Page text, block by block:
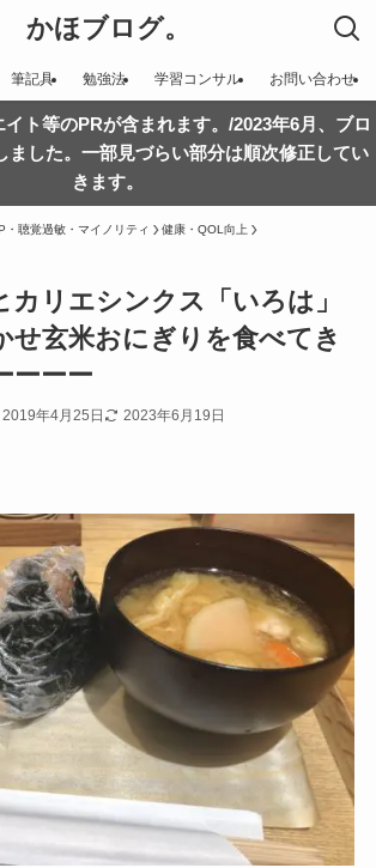
かほブログ。
筆記具 勉強法 学習コンサル お問い合わせ
ト等のPRが含まれます。/2023年6月、ブロ
ました。一部見づらい部分は順次修正してい
きます。
・聴覚過敏・マイノリティ 健康・QOL向上
カリエシンクス「いろは」
せ玄米おにぎりを食べてき
ーーー
2019年4月25日 2023年6月19日